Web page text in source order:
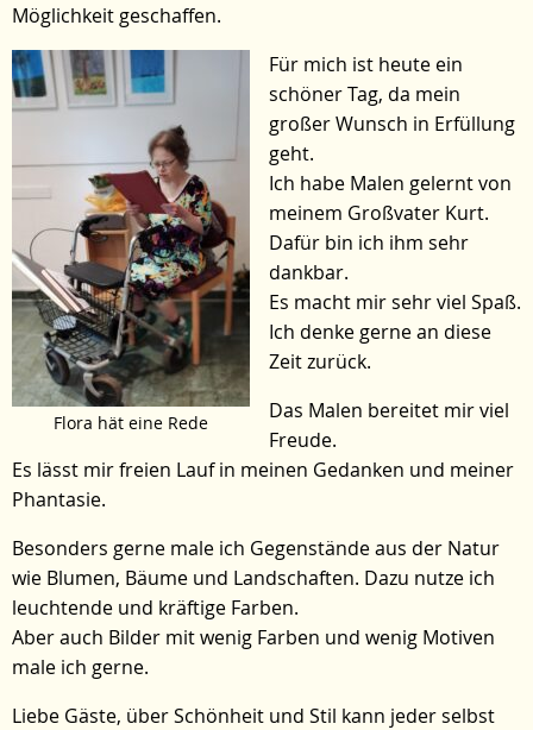
Möglichkeit geschaffen.
Flora hät eine Rede
Für mich ist heute ein
schöner Tag, da mein
großer Wunsch in Erfüllung
geht.
Ich habe Malen gelernt von
meinem Großvater Kurt.
Dafür bin ich ihm sehr
dankbar.
Es macht mir sehr viel Spaß.
Ich denke gerne an diese
Zeit zurück.
Das Malen bereitet mir viel
Freude.
Es lässt mir freien Lauf in meinen Gedanken und meiner
Phantasie.
Besonders gerne male ich Gegenstände aus der Natur
wie Blumen, Bäume und Landschaften. Dazu nutze ich
leuchtende und kräftige Farben.
Aber auch Bilder mit wenig Farben und wenig Motiven
male ich gerne.
Liebe Gäste, über Schönheit und Stil kann jeder selbst